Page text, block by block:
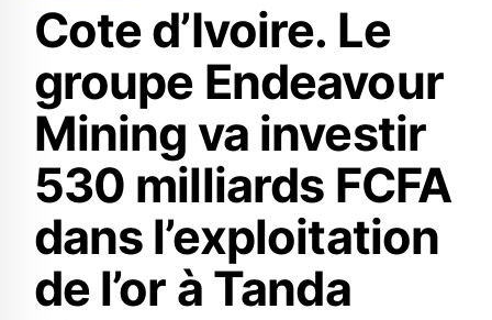
Cote d’Ivoire. Le
groupe Endeavour
Mining va investir
530 milliards FCFA
dans l’exploitation
de l’or à Tanda